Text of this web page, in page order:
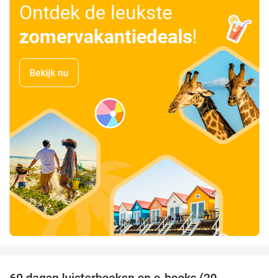
Ontdek de leukste
zomervakantiedeals!
Bekijk nu